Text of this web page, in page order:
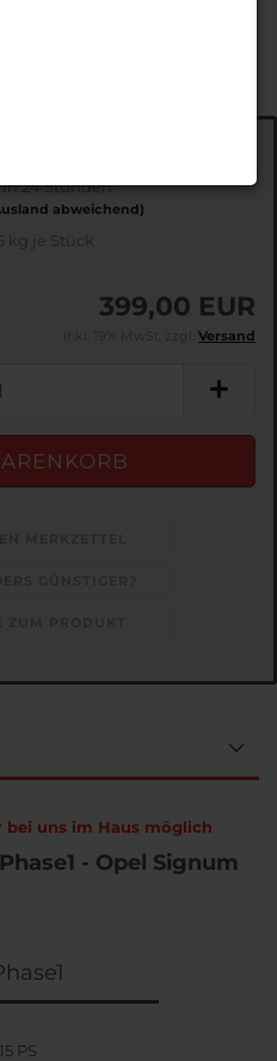
in 24 Stunden
abweichend)
kg je Stück
399,00 EUR
Versand
uns im Haus möglich
- Opel Signum
PS